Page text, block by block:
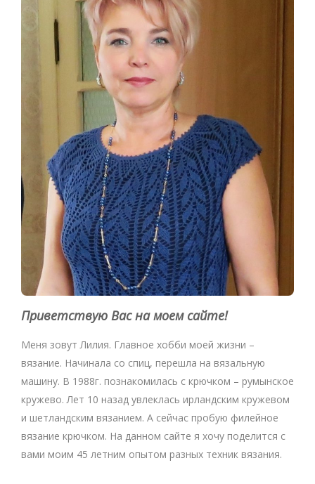
Приветствую Вас на моем сайте!
Меня зовут Лилия. Главное хобби моей жизни –
вязание. Начинала со спиц, перешла на вязальную
машину. В 1988г. познакомилась с крючком – румынское
кружево. Лет 10 назад увлеклась ирландским кружевом
и шетландским вязанием. А сейчас пробую филейное
вязание крючком. На данном сайте я хочу поделится с
вами моим 45 летним опытом разных техник вязания.